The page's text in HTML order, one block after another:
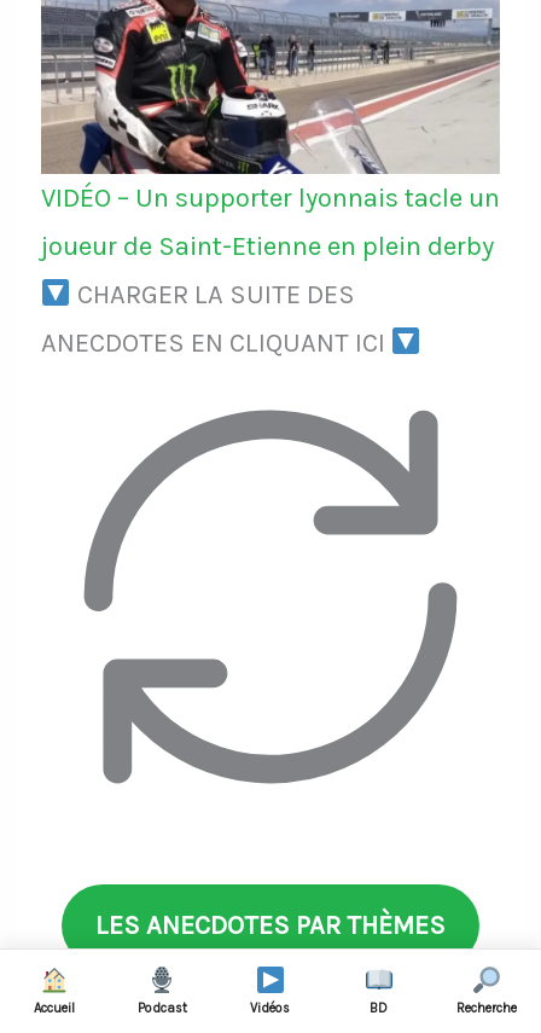
VIDÉO – Un supporter lyonnais tacle un
joueur de Saint-Etienne en plein derby
CHARGER LA SUITE DES
ANECDOTES EN CLIQUANT ICI
LES ANECDOTES PAR THÈMES
Accueil Podcast Vidéos BD Recherche